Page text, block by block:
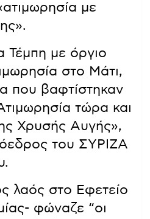
με
Τέμπη με όργιο
στο Μάτι,
που βαφτίστηκαν
τώρα και
Χρυσής Αυγής»,
του ΣΥΡΙΖΑ
λαός στο Εφετείο
φώναζε “οι